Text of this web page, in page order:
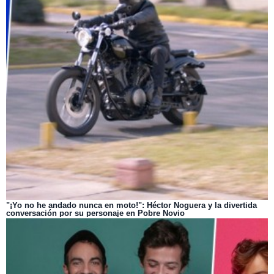
"¡Yo no he andado nunca en moto!": Héctor Noguera y la divertida
conversación por su personaje en Pobre Novio